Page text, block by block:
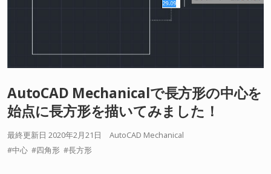
AutoCAD Mechanicalで長方形の中心を
始点に長方形を描いてみました！
最終更新日 2020年2月21日
AutoCAD Mechanical
中心
四角形 長方形